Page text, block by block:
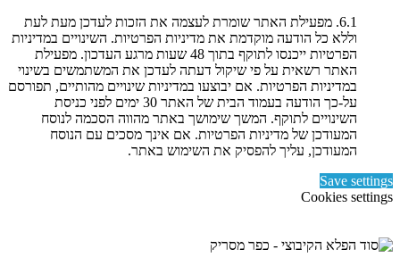
6.1. מפעילת האתר שומרת לעצמה את הזכות לעדכן מעת לעת
וללא כל הודעה מוקדמת את מדיניות הפרטיות. השינויים במדיניות
הפרטיות ייכנסו לתוקף בתוך 48 שעות מרגע העדכון. מפעילת
האתר רשאית על פי שיקול דעתה לעדכן את המשתמשים בשינוי
במדיניות הפרטיות. אם יבוצעו במדיניות שינויים מהותיים, תפורסם
על-כך הודעה בעמוד הבית של האתר 30 ימים לפני כניסת
השינויים לתוקף. המשך שימושך באתר מהווה הסכמה לנוסח
המעודכן של מדיניות הפרטיות. אם אינך מסכים עם הנוסח
המעודכן, עליך להפסיק את השימוש באתר.
Save settings
Cookies settings